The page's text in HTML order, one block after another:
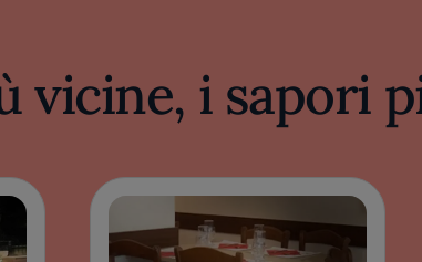
vicine, i sapori